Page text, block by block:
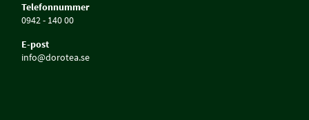
Telefonnummer
0942 - 140 00
E-post
info@dorotea.se